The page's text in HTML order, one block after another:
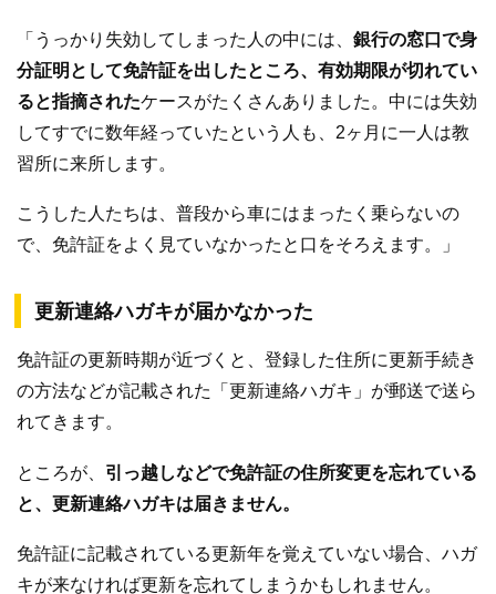
「うっかり失効してしまった人の中には、 銀行の窓口で身
分証明として免許証を出したところ、有効期限が切れてい
ると指摘されたケースがたくさんありました。中には失効
してすでに数年経っていたという人も、2ヶ月に一人は教
習所に来所します。
こうした人たちは、普段から車にはまったく乗らないの
で、免許証をよく見ていなかったと口をそろえます。」
更新連絡ハガキが届かなかった
免許証の更新時期が近づくと、登録した住所に更新手続き
の方法などが記載された「更新連絡ハガキ」が郵送で送ら
れてきます。
ところが、 引っ越しなどで免許証の住所変更を忘れている
と、更新連絡ハガキは届きません。
免許証に記載されている更新年を覚えていない場合、ハガ
キが来なければ更新を忘れてしまうかもしれません。